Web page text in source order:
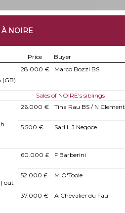
À NOIRE
Price Buyer
(GB)
28.000 € Marco Bozzi BS
Sales of NOIRE's siblings
26.000 € Tina Rau BS / N Clement
5.500 € Sarl L J Negoce
out
60.000 £ F Barberini
52.000 £ M O'Toole
37.000 € A Chevalier du Fau